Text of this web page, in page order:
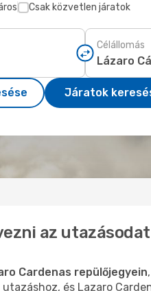
Csak közvetlen járatok
Célállomás
Járatok
az
Cardenas repülőjegyein
és Lazaro